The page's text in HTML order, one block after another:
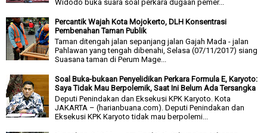
Widodo buka suara soal perkara dugaan pemer...
Percantik Wajah Kota Mojokerto, DLH Konsentrasi
Pembenahan Taman Publik
Taman ditengah jalan sepanjang jalan Gajah Mada - jalan
Pahlawan yang tengah dibenahi, Selasa (07/11/2017) siang
Suasana taman di Perum Mage...
Soal Buka-bukaan Penyelidikan Perkara Formula E, Karyoto:
Saya Tidak Mau Berpolemik, Saat Ini Belum Ada Tersangka
Deputi Penindakan dan Eksekusi KPK Karyoto. Kota
JAKARTA – (harianbuana.com). Deputi Penindakan dan
Eksekusi KPK Karyoto tidak mau berpolemi...